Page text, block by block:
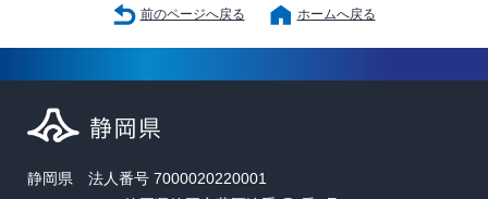
前のページへ戻る ホームへ戻る
静岡県 法人番号 7000020220001